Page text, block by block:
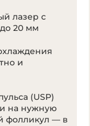
за счет
даже